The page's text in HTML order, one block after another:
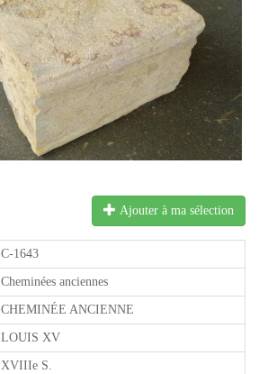
Ajouter à ma sélection
C-1643
Cheminées anciennes
CHEMINÉE ANCIENNE
LOUIS XV
XVIIIe S.